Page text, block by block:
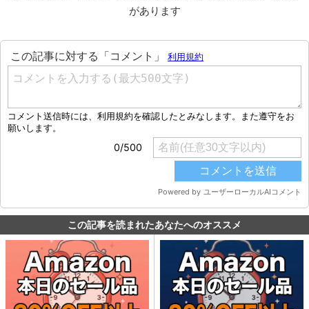
があります
この記事を読まれたあなたへのオススメ